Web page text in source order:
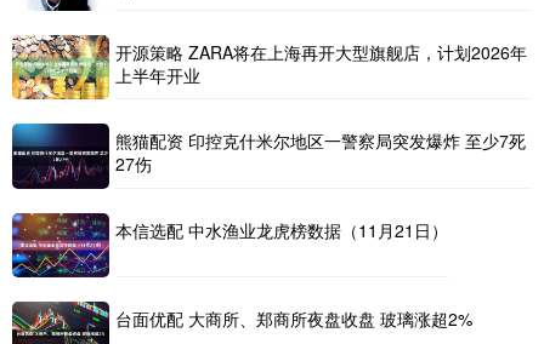
开源策略 ZARA将在上海再开大型旗舰店，计划2026年
上半年开业
熊猫配资 印控克什米尔地区一警察局突发爆炸 至少7死
27伤
本信选配 中水渔业龙虎榜数据（11月21日）
台面优配 大商所、郑商所夜盘收盘 玻璃涨超2%